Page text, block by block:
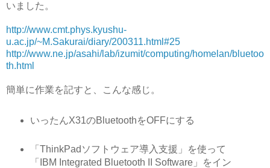
いました。
http://www.cmt.phys.kyushu-
u.ac.jp/~M.Sakurai/diary/200311.html#25
http://www.ne.jp/asahi/lab/izumit/computing/homelan/bluetoo
th.html
簡単に作業を記すと、こんな感じ。
いったんX31のBluetoothをOFFにする
「ThinkPadソフトウェア導入支援」を使って
「IBM Integrated Bluetooth II Software」をイン